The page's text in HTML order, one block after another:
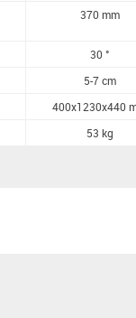
370 mm
30 °
5-7 cm
400x1230x440
53 kg